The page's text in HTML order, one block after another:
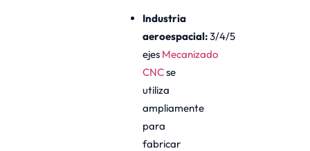
Industria
aeroespacial:3/4/5
ejes Mecanizado
CNCse
utiliza
ampliamente
para
fabricar